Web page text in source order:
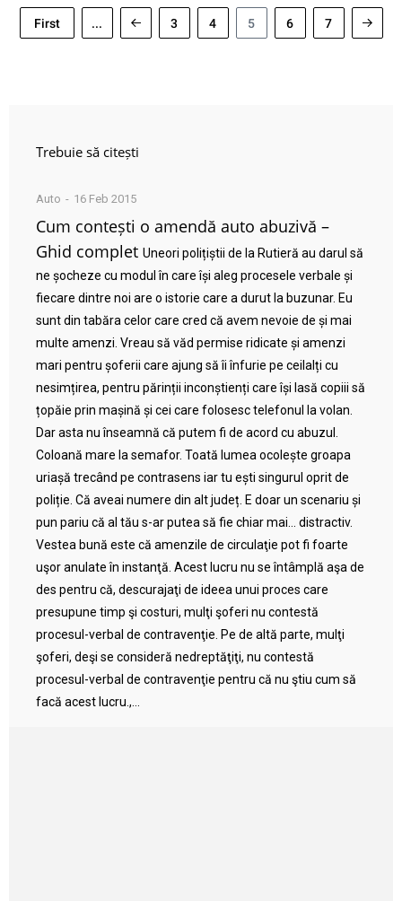
First ... 3 4 5 6 7
Trebuie să citești
Auto 16 Feb 2015
Cum contești o amendă auto abuzivă –
Ghid complet Uneori polițiștii de la Rutieră au darul să
ne șocheze cu modul în care își aleg procesele verbale și
fiecare dintre noi are o istorie care a durut la buzunar. Eu
sunt din tabăra celor care cred că avem nevoie de și mai
multe amenzi. Vreau să văd permise ridicate și amenzi
mari pentru șoferii care ajung să îi înfurie pe ceilalți cu
nesimțirea, pentru părinții inconștienți care își lasă copiii să
țopăie prin mașină și cei care folosesc telefonul la volan.
Dar asta nu înseamnă că putem fi de acord cu abuzul.
Coloană mare la semafor. Toată lumea ocolește groapa
uriașă trecând pe contrasens iar tu ești singurul oprit de
poliție. Că aveai numere din alt județ. E doar un scenariu și
pun pariu că al tău s-ar putea să fie chiar mai… distractiv.
Vestea bună este că amenzile de circulaţie pot fi foarte
uşor anulate în instanţă. Acest lucru nu se întâmplă aşa de
des pentru că, descurajaţi de ideea unui proces care
presupune timp şi costuri, mulţi şoferi nu contestă
procesul-verbal de contravenţie. Pe de altă parte, mulţi
şoferi, deşi se consideră nedreptăţiţi, nu contestă
procesul-verbal de contravenţie pentru că nu ştiu cum să
facă acest lucru.,...